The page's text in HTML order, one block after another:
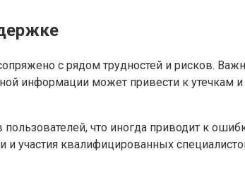
с рядом трудностей и рисков.
информации может привести к утечкам
что иногда приводит к
и участия квалифицированных